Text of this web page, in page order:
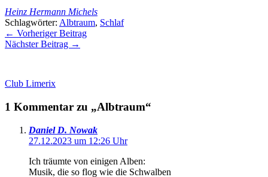
Heinz Hermann Michels
Schlagwörter: Albtraum, Schlaf
← Vorheriger Beitrag
Nächster Beitrag →
Club Limerix
1 Kommentar zu „Albtraum“
Daniel D. Nowak
27.12.2023 um 12:26 Uhr
Ich träumte von einigen Alben:
Musik, die so flog wie die Schwalben